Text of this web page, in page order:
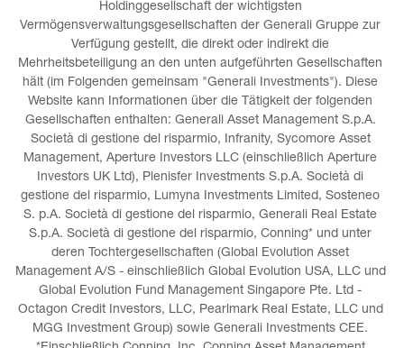
Holdinggesellschaft der wichtigsten
Vermögensverwaltungsgesellschaften der Generali Gruppe zur
Verfügung gestellt, die direkt oder indirekt die
Mehrheitsbeteiligung an den unten aufgeführten Gesellschaften
hält (im Folgenden gemeinsam "Generali Investments"). Diese
Website kann Informationen über die Tätigkeit der folgenden
Gesellschaften enthalten: Generali Asset Management S.p.A.
Società di gestione del risparmio, Infranity, Sycomore Asset
Management, Aperture Investors LLC (einschließlich Aperture
Investors UK Ltd), Plenisfer Investments S.p.A. Società di
gestione del risparmio, Lumyna Investments Limited, Sosteneo
S. p.A. Società di gestione del risparmio, Generali Real Estate
S.p.A. Società di gestione del risparmio, Conning* und unter
deren Tochtergesellschaften (Global Evolution Asset
Management A/S - einschließlich Global Evolution USA, LLC und
Global Evolution Fund Management Singapore Pte. Ltd -
Octagon Credit Investors, LLC, Pearlmark Real Estate, LLC und
MGG Investment Group) sowie Generali Investments CEE.